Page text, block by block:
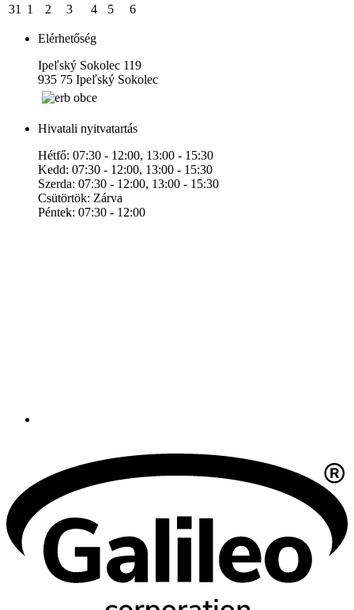
31
1 2 3 4 5 6
Elérhetőség
Ipeľský Sokolec 119
935 75 Ipeľský Sokolec
Hivatali nyitvatartás
Hétfő: 07:30 - 12:00, 13:00 - 15:30
Kedd: 07:30 - 12:00, 13:00 - 15:30
Szerda: 07:30 - 12:00, 13:00 - 15:30
Csütörtök: Zárva
Péntek: 07:30 - 12:00